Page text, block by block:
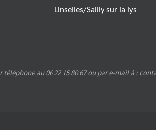
Linselles/Sailly sur la lys
au 06 22 15 80 67 ou par e-mail à :